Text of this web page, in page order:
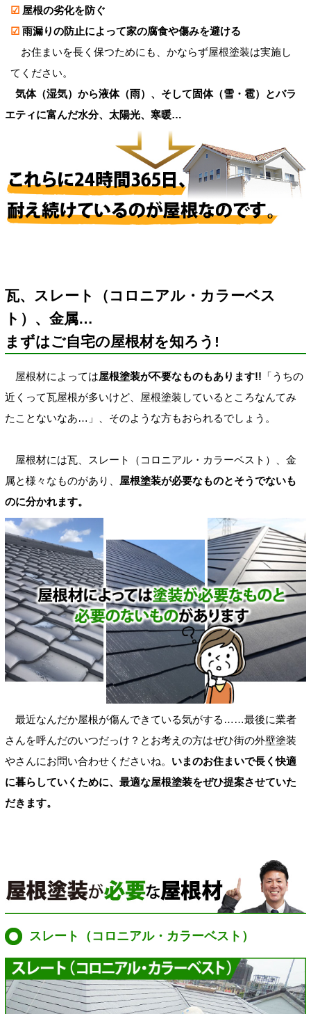
☑屋根の劣化を防ぐ
☑雨漏りの防止によって家の腐食や傷みを避ける
お住まいを長く保つためにも、かならず屋根塗装は実施し
てください。
気体（湿気）から液体（雨）、そして固体（雪・雹）とバラ
エティに富んだ水分、太陽光、寒暖…
瓦、スレート（コロニアル・カラーベス
ト）、金属…
まずはご自宅の屋根材を知ろう!
屋根材によっては屋根塗装が不要なものもあります!! 「うちの
近くって瓦屋根が多いけど、屋根塗装しているところなんてみ
たことないなあ…」、そのような方もおられるでしょう。
屋根材には瓦、スレート（コロニアル・カラーベスト）、金
属と様々なものがあり、 屋根塗装が必要なものとそうでないも
のに分かれます。
最近なんだか屋根が傷んできている気がする……最後に業者
さんを呼んだのいつだっけ？とお考えの方はぜひ街の外壁塗装
やさんにお問い合わせくださいね。 いまのお住まいで長く快適
に暮らしていくために、最適な屋根塗装をぜひ提案させていた
だきます。
スレート（コロニアル・カラーベスト）